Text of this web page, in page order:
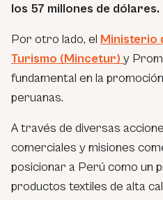
los 57 millones de dólares.
Por otro lado, el Ministerio
Turismo (Mincetur) y
fundamental en la
peruanas.
A través de diversas
comerciales y misiones
posicionar a Perú como un
productos textiles de alta